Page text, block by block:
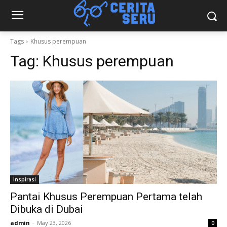
Tags Khusus perempuan
Tag: Khusus perempuan
Inspirasi
Pantai Khusus Perempuan Pertama telah
Dibuka di Dubai
admin - May 23, 2026 0